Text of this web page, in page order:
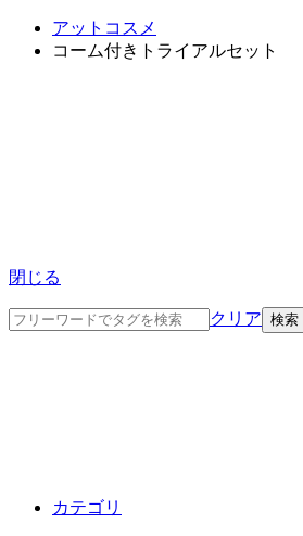
アットコスメ
コーム付きトライアルセット
閉じる
クリア
カテゴリ